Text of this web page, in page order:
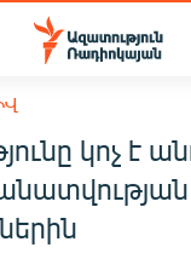
կոչ է